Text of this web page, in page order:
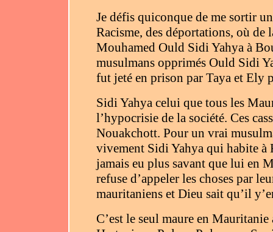
Je défis quiconque de me sortir
Racisme, des déportations, où
Mouhamed Ould Sidi Yahya à
musulmans opprimés Ould Sidi
fut jeté en prison par Taya et Ely
Sidi Yahya celui que tous les
l’hypocrisie de la société. Ces
Nouakchott. Pour un vrai
vivement Sidi Yahya qui habite à
jamais eu plus savant que lui en
refuse d’appeler les choses par
mauritaniens et Dieu sait qu’il
C’est le seul maure en